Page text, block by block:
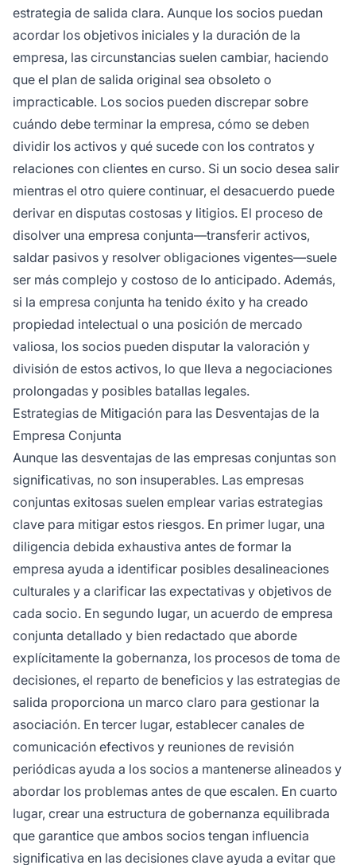
estrategia de salida clara. Aunque los socios puedan
acordar los objetivos iniciales y la duración de la
empresa, las circunstancias suelen cambiar, haciendo
que el plan de salida original sea obsoleto o
impracticable. Los socios pueden discrepar sobre
cuándo debe terminar la empresa, cómo se deben
dividir los activos y qué sucede con los contratos y
relaciones con clientes en curso. Si un socio desea salir
mientras el otro quiere continuar, el desacuerdo puede
derivar en disputas costosas y litigios. El proceso de
disolver una empresa conjunta—transferir activos,
saldar pasivos y resolver obligaciones vigentes—suele
ser más complejo y costoso de lo anticipado. Además,
si la empresa conjunta ha tenido éxito y ha creado
propiedad intelectual o una posición de mercado
valiosa, los socios pueden disputar la valoración y
división de estos activos, lo que lleva a negociaciones
prolongadas y posibles batallas legales.
Estrategias de Mitigación para las Desventajas de la
Empresa Conjunta
Aunque las desventajas de las empresas conjuntas son
significativas, no son insuperables. Las empresas
conjuntas exitosas suelen emplear varias estrategias
clave para mitigar estos riesgos. En primer lugar, una
diligencia debida exhaustiva antes de formar la
empresa ayuda a identificar posibles desalineaciones
culturales y a clarificar las expectativas y objetivos de
cada socio. En segundo lugar, un acuerdo de empresa
conjunta detallado y bien redactado que aborde
explícitamente la gobernanza, los procesos de toma de
decisiones, el reparto de beneficios y las estrategias de
salida proporciona un marco claro para gestionar la
asociación. En tercer lugar, establecer canales de
comunicación efectivos y reuniones de revisión
periódicas ayuda a los socios a mantenerse alineados y
abordar los problemas antes de que escalen. En cuarto
lugar, crear una estructura de gobernanza equilibrada
que garantice que ambos socios tengan influencia
significativa en las decisiones clave ayuda a evitar que